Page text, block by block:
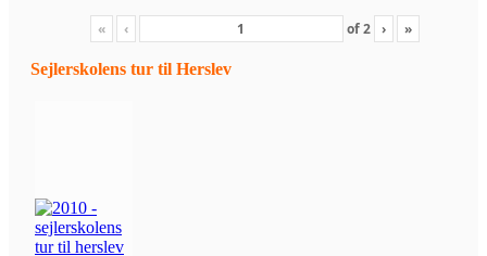
« ‹ of2 › »
Sejlerskolens tur til Herslev